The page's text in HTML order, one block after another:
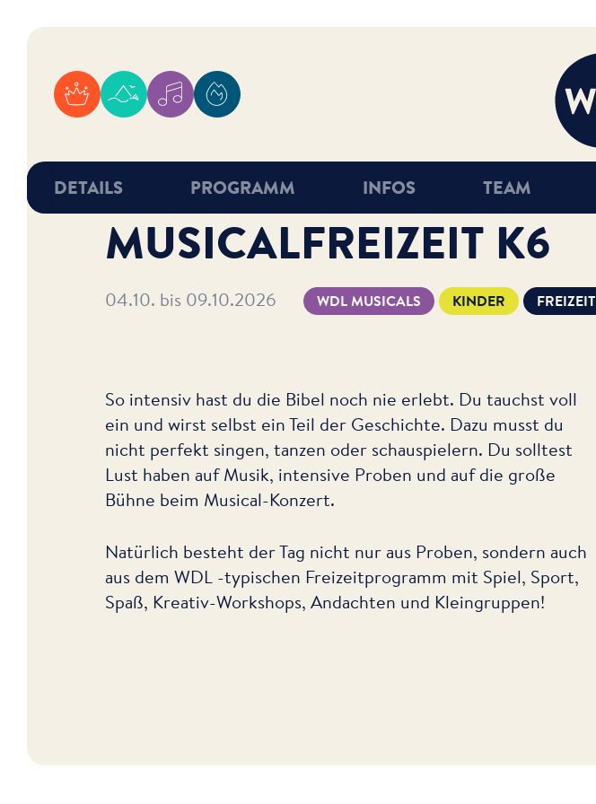
WDL Starnberger See
WDL Dünenhof
WDL MusicalsWDL Academy
DETAILS PROGRAMM INFOS TEAM
MUSICALFREIZEIT K6
04.10. bis 09.10.2026 WDL MUSICALS KINDER FREIZEIT
So intensiv hast du die Bibel noch nie erlebt. Du tauchst voll
ein und wirst selbst ein Teil der Geschichte. Dazu musst du
nicht perfekt singen, tanzen oder schauspielern. Du solltest
Lust haben auf Musik, intensive Proben und auf die große
Bühne beim Musical-Konzert.
Natürlich besteht der Tag nicht nur aus Proben, sondern auch
aus dem WDL -typischen Freizeitprogramm mit Spiel, Sport,
Spaß, Kreativ-Workshops, Andachten und Kleingruppen!